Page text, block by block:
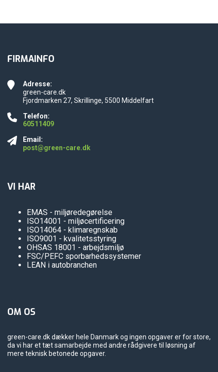
FIRMAINFO
Adresse:
green-care.dk
Fjordmarken 27, Skrillinge, 5500 Middelfart
Telefon:
60511409
Email:
post@green-care.dk
VI HAR
EMAS - miljøredegørelse
ISO14001 - miljøcertificering
ISO14064 - klimaregnskab
ISO9001 - kvalitetsstyring
OHSAS 18001 - arbejdsmiljø
FSC/PEFC sporbarhedssystemer
LEAN i autobranchen
OM OS
green-care.dk dækker hele Danmark og ingen opgaver er for store,
da vi har et tæt samarbejde med andre rådgivere til løsning af
mere teknisk betonede opgaver.